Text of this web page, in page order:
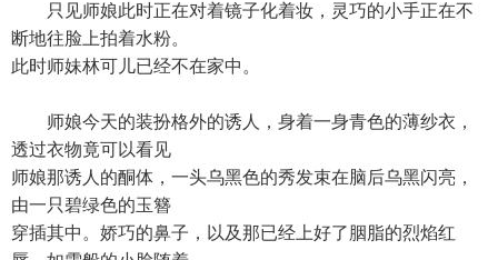
只见师娘此时正在对着镜子化着妆，灵巧的小手正在不
断地往脸上拍着水粉。
此时师妹林可儿已经不在家中。
师娘今天的装扮格外的诱人，身着一身青色的薄纱衣，
透过衣物竟可以看见
师娘那诱人的酮体，一头乌黑色的秀发束在脑后乌黑闪亮，
由一只碧绿色的玉簪
穿插其中。娇巧的鼻子，以及那已经上好了胭脂的烈焰红